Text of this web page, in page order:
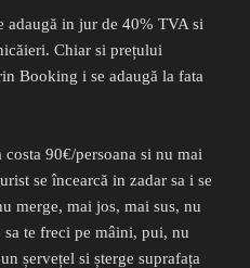
adaugă in jur de 40% TVA si
Chiar si prețului
Booking i se adaugă la fata
90€/persoana si nu mai
se încearcă in zadar sa i se
merge, mai jos, mai sus, nu
te freci pe mâini, pui, nu
șervețel si șterge suprafața